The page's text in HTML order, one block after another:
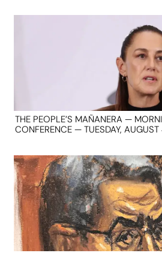
THE PEOPLE’S MAÑANERA —
CONFERENCE — TUESDAY,